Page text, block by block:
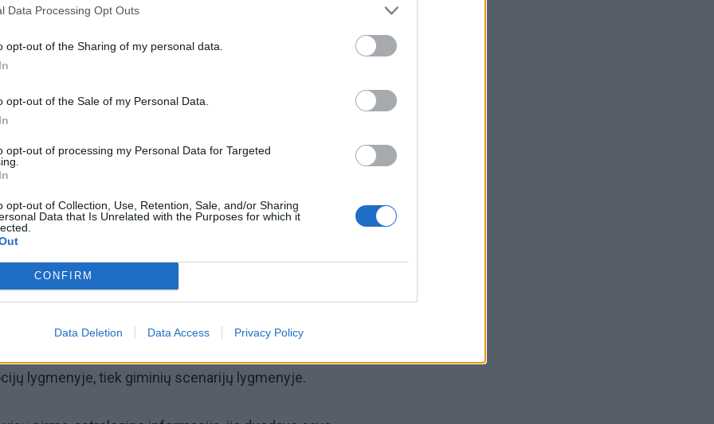
Data Processing Opt Outs
opt-out of the Sharing of my personal data.
opt-out of the Sale of my Personal Data.
opt-out of processing my Personal Data for Targeted
opt-out of Collection, Use, Retention, Sale, and/or Sharing
Data that Is Unrelated with the Purposes for which it
CONFIRM
Data Deletion Data Access Privacy Policy
ląstą atsakingas Vėžys ir jį valdančioji Mėnulis, už kelius
Saturnas.
veiksniai gali būti žmogui, įskaitant tai, dėl kokių
lygmenyje, tiek giminių scenarijų lygmenyje.